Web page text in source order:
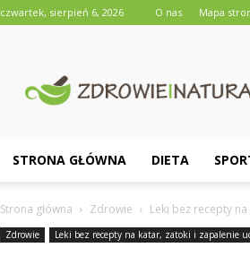
czwartek, sierpień 6, 2026 O nas Mapa
STRONA GŁÓWNA DIETA
Strona główna Zdrowie Leki bez recepty
Zdrowie Leki bez recepty na katar, zatoki i zapalenie